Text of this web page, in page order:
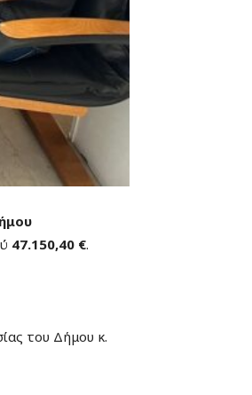
47.150,40 €.
του Δήμου κ.